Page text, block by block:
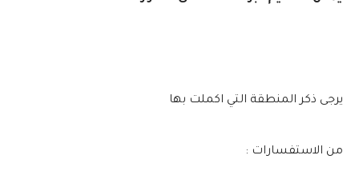
يرجى ذكر المنطقة التي اكملت بها
من الاستفسارات :